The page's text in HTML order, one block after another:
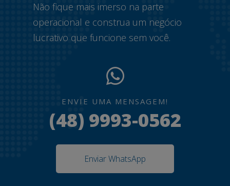
Não fique mais imerso na parte
operacional e construa um negócio
lucrativo que funcione sem você.
ENVIE UMA MENSAGEM!
(48) 9993-0562
Enviar WhatsApp